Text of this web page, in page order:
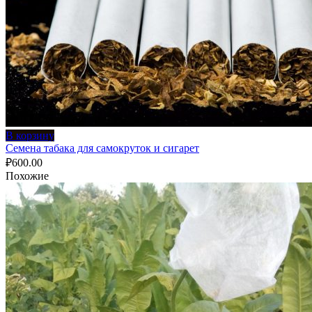
В корзину
Семена табака для самокруток и сигарет
₽600.00
Похожие